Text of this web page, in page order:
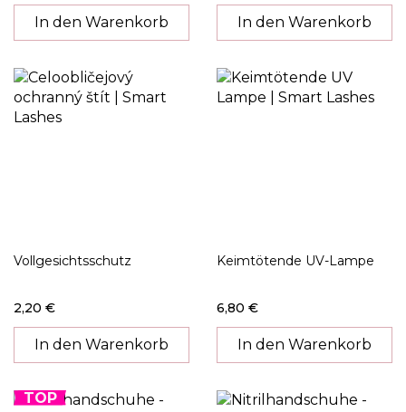
In den Warenkorb In den Warenkorb
Vollgesichtsschutz
2,20 €
In den Warenkorb
Keimtötende UV-Lampe
6,80 €
In den Warenkorb
TOP